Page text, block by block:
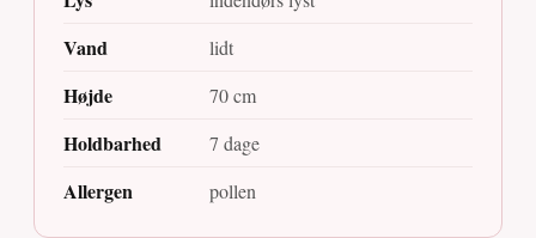
Vand lidt
Højde 70 cm
Holdbarhed 7 dage
Allergen pollen